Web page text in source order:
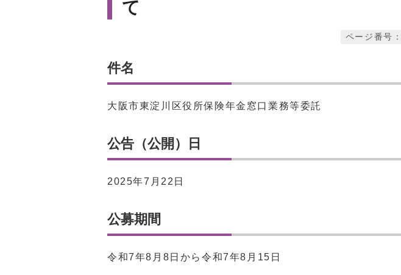
て
ページ番号
件名
大阪市東淀川区役所保険年金窓口業務等委託
公告（公開）日
2025年7月22日
公募期間
令和7年8月8日から令和7年8月15日